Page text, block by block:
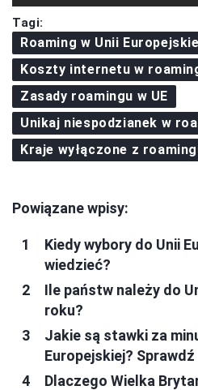
Tagi:
Roaming w Unii
Koszty internetu w
Zasady roamingu w UE
Unikaj niespodzianek w
Kraje wyłączone z
Powiązane wpisy:
Kiedy wybory do Unii
wiedzieć?
Ile państw należy do
roku?
Jakie są stawki za
Europejskiej?
Dlaczego Wielka